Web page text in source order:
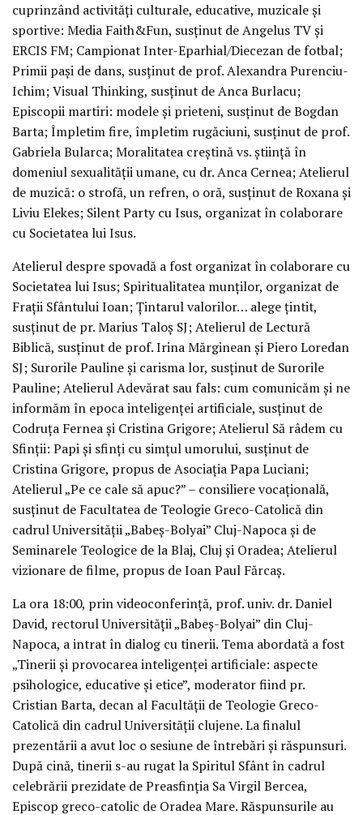
cuprinzând activități culturale, educative, muzicale și
sportive: Media Faith&Fun, susținut de Angelus TV și
ERCIS FM; Campionat Inter-Eparhial/Diecezan de fotbal;
Primii pași de dans, susținut de prof. Alexandra Purenciu-
Ichim; Visual Thinking, susținut de Anca Burlacu;
Episcopii martiri: modele și prieteni, susținut de Bogdan
Barta; Împletim fire, împletim rugăciuni, susținut de prof.
Gabriela Bularca; Moralitatea creștină vs. știință în
domeniul sexualității umane, cu dr. Anca Cernea; Atelierul
de muzică: o strofă, un refren, o oră, susținut de Roxana și
Liviu Elekes; Silent Party cu Isus, organizat în colaborare
cu Societatea lui Isus.
Atelierul despre spovadă a fost organizat în colaborare cu
Societatea lui Isus; Spiritualitatea munților, organizat de
Frații Sfântului Ioan; Țintarul valorilor… alege țintit,
susținut de pr. Marius Taloș SJ; Atelierul de Lectură
Biblică, susținut de prof. Irina Mărginean și Piero Loredan
SJ; Surorile Pauline și carisma lor, susținut de Surorile
Pauline; Atelierul Adevărat sau fals: cum comunicăm și ne
informăm în epoca inteligenței artificiale, susținut de
Codruța Fernea și Cristina Grigore; Atelierul Să râdem cu
Sfinții: Papi și sfinți cu simțul umorului, susținut de
Cristina Grigore, propus de Asociația Papa Luciani;
Atelierul „Pe ce cale să apuc?” – consiliere vocațională,
susținut de Facultatea de Teologie Greco-Catolică din
cadrul Universității „Babeș-Bolyai” Cluj-Napoca și de
Seminarele Teologice de la Blaj, Cluj și Oradea; Atelierul
vizionare de filme, propus de Ioan Paul Fărcaș.
La ora 18:00, prin videoconferință, prof. univ. dr. Daniel
David, rectorul Universității „Babeș-Bolyai” din Cluj-
Napoca, a intrat în dialog cu tinerii. Tema abordată a fost
„Tinerii și provocarea inteligenței artificiale: aspecte
psihologice, educative și etice”, moderator fiind pr.
Cristian Barta, decan al Facultății de Teologie Greco-
Catolică din cadrul Universității clujene. La finalul
prezentării a avut loc o sesiune de întrebări și răspunsuri.
După cină, tinerii s-au rugat la Spiritul Sfânt în cadrul
celebrării prezidate de Preasfinția Sa Virgil Bercea,
Episcop greco-catolic de Oradea Mare. Răspunsurile au